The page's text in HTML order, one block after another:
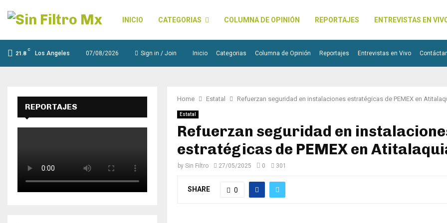
INICIO CATEGORIAS COLUMNA DE OPINIÓN REPORTAJES ENTREVISTAS EN
21.8
C
Los Angeles 07/08/2026 Sign in / Join Inicio Categorias Columna de Opinión Reportajes Entrevistas en Vivo
Home Estatal Refuerzan seguridad en instalaciones estratégicas de PEMEX en
Estatal
Refuerzan seguridad en
estratégicas de PEMEX en
by Sin Filtro 27/05/2025 0 301
SHARE 0
REPORTAJES